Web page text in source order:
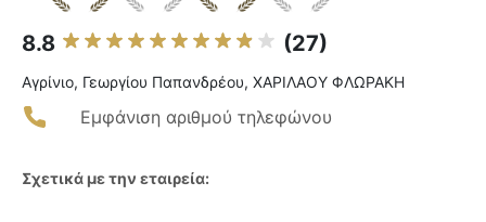
8.8 (27)
Αγρίνιο, Γεωργίου Παπανδρέου, ΧΑΡΙΛΑΟΥ ΦΛΩΡΑΚΗ
Εμφάνιση αριθμού τηλεφώνου
Σχετικά με την εταιρεία: